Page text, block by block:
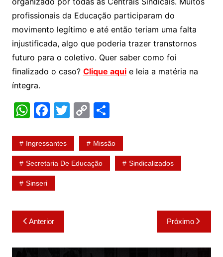
profissionais da Educação participaram do
movimento legítimo e até então teriam uma falta
injustificada, algo que poderia trazer transtornos
futuro para o coletivo. Quer saber como foi
finalizado o caso? Clique aquie leia a matéria na
íntegra.
W
at
s
A
p
p
F
c
e
b
o
o
k
T
itt
er
C
p
y
Li
S
ar
e
Ingressantes Missão
Secretaria De Educação Sindicalizados
Sinseri
Navegação
de
Post
Anterior Próximo